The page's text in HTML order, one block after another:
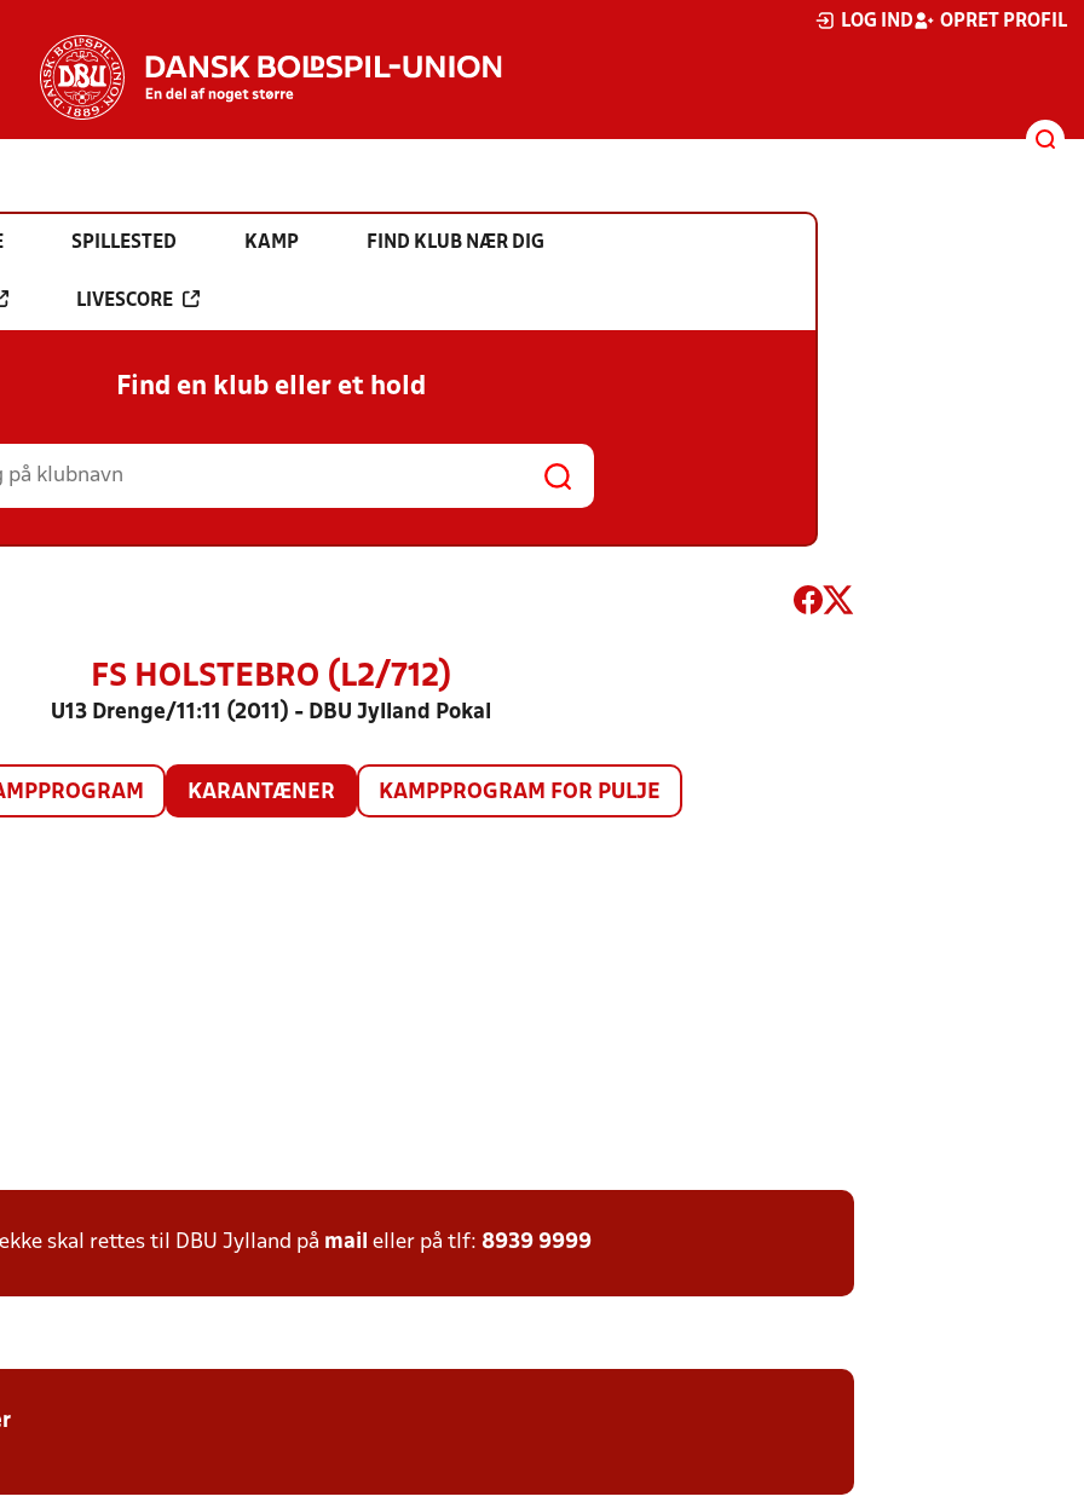
LOG IND OPRET PROFIL
SPILLESTED KAMP FIND KLUB NÆR DIG
LIVESCORE
Find en klub eller et hold
FS HOLSTEBRO (L2/712)
U13 Drenge/11:11 (2011) - DBU Jylland Pokal
KARANTÆNER KAMPPROGRAM FOR PULJE
skal rettes til DBU Jylland på mail eller på tlf: 8939 9999